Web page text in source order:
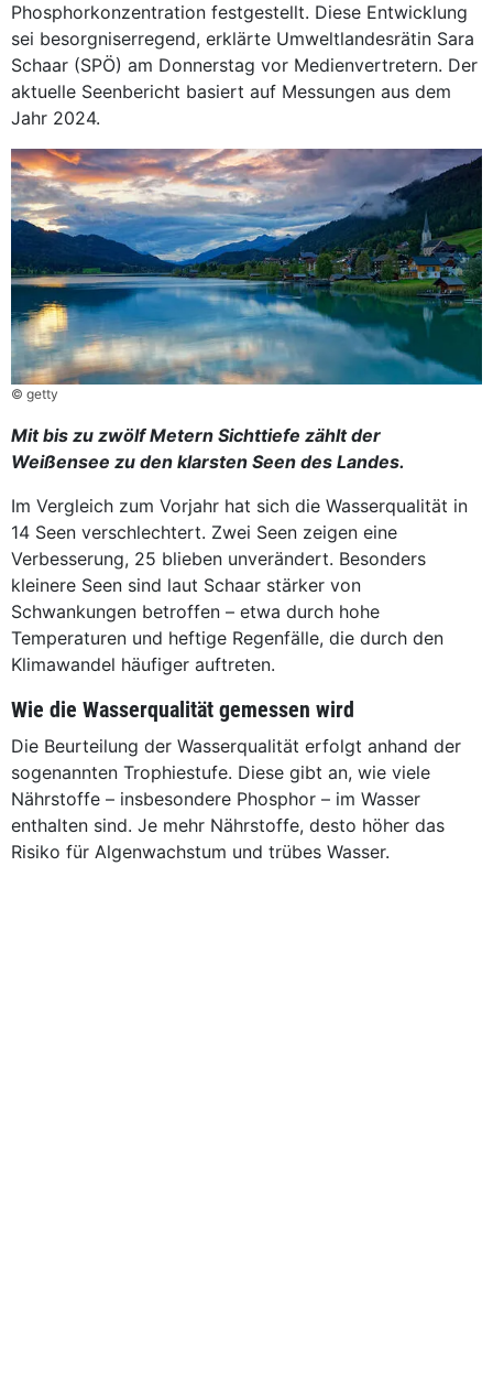
Phosphorkonzentration festgestellt. Diese Entwicklung
sei besorgniserregend, erklärte Umweltlandesrätin Sara
Schaar (SPÖ) am Donnerstag vor Medienvertretern. Der
aktuelle Seenbericht basiert auf Messungen aus dem
Jahr 2024.
© getty
Mit bis zu zwölf Metern Sichttiefe zählt der
Weißensee zu den klarsten Seen des Landes.
Im Vergleich zum Vorjahr hat sich die Wasserqualität in
14 Seen verschlechtert. Zwei Seen zeigen eine
Verbesserung, 25 blieben unverändert. Besonders
kleinere Seen sind laut Schaar stärker von
Schwankungen betroffen – etwa durch hohe
Temperaturen und heftige Regenfälle, die durch den
Klimawandel häufiger auftreten.
Wie die Wasserqualität gemessen wird
Die Beurteilung der Wasserqualität erfolgt anhand der
sogenannten Trophiestufe. Diese gibt an, wie viele
Nährstoffe – insbesondere Phosphor – im Wasser
enthalten sind. Je mehr Nährstoffe, desto höher das
Risiko für Algenwachstum und trübes Wasser.